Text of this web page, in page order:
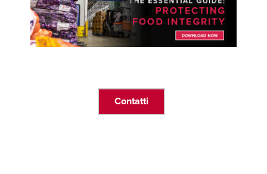
Contatti